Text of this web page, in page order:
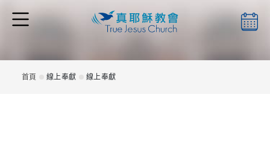
本會簡介
首頁 線上奉獻 線上奉獻